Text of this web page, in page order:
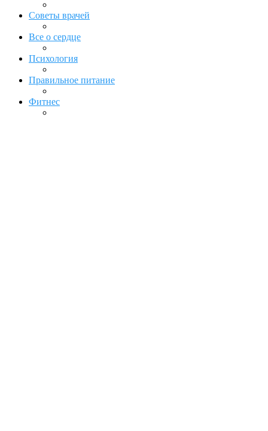
Советы врачей
Все о сердце
Психология
Правильное питание
Фитнес